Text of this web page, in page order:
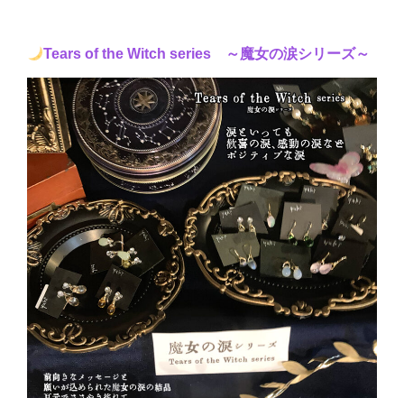
Tears of the Witch series ～魔女の涙シリーズ～